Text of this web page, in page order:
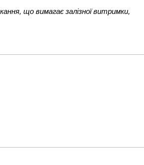
що вимагає залізної витримки,